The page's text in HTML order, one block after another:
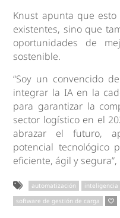
Knust apunta que
existentes, sino que
oportunidades de
sostenible.
“Soy un convencido
integrar la IA en la
para garantizar la
sector logístico en el
abrazar el futuro,
potencial tecnológico
eficiente, ágil y segura”,
automatización
software de gestión de carga